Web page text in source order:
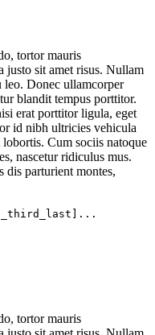
tortor mauris
justo sit amet risus. Nullam
leo. Donec ullamcorper
blandit tempus porttitor.
erat porttitor ligula, eget
id nibh ultricies vehicula
lobortis. Cum sociis natoque
nascetur ridiculus mus.
dis parturient montes,
tortor mauris